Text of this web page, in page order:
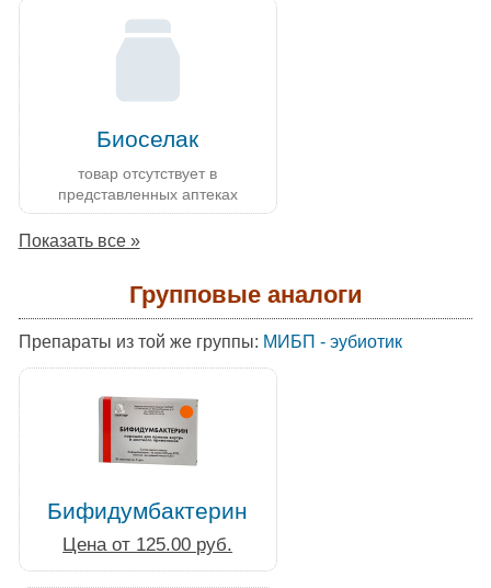
Биоселак
товар отсутствует в
представленных аптеках
Показать все »
Групповые аналоги
Препараты из той же группы: МИБП - эубиотик
Бифидумбактерин
Цена от 125.00 руб.